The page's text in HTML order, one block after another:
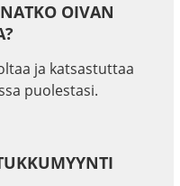
OIVAN
ja katsastuttaa
puolestasi.